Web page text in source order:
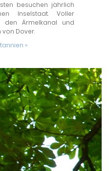
besuchen jährlich
Inselstaat. Voller
den Ärmelkanal und
Dover.
»